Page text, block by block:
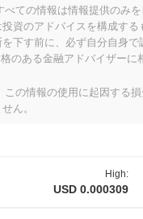
High:
USD 0.000309
ています。ユーザーの関与
テムに社会的側面を統合す
号の風景におけるその関連
by Virtualsはいつ、ど
は、2023年1月に創設
、開発者や初期採用者がそ
した。成功したテストの後
べての情報は情報提供のみ
投資のアドバイスを構成する
下す前に、必ず自分自身で
格のある金融アドバイザーに
この情報の使用に起因する
ん。